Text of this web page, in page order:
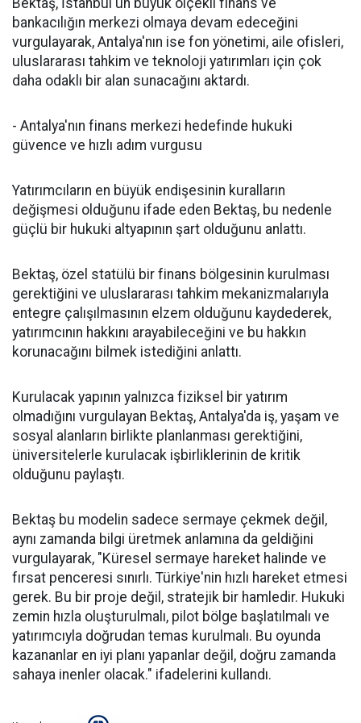
Bektaş, İstanbul'un büyük ölçekli finans ve
bankacılığın merkezi olmaya devam edeceğini
vurgulayarak, Antalya'nın ise fon yönetimi, aile ofisleri,
uluslararası tahkim ve teknoloji yatırımları için çok
daha odaklı bir alan sunacağını aktardı.
- Antalya'nın finans merkezi hedefinde hukuki
güvence ve hızlı adım vurgusu
Yatırımcıların en büyük endişesinin kuralların
değişmesi olduğunu ifade eden Bektaş, bu nedenle
güçlü bir hukuki altyapının şart olduğunu anlattı.
Bektaş, özel statülü bir finans bölgesinin kurulması
gerektiğini ve uluslararası tahkim mekanizmalarıyla
entegre çalışılmasının elzem olduğunu kaydederek,
yatırımcının hakkını arayabileceğini ve bu hakkın
korunacağını bilmek istediğini anlattı.
Kurulacak yapının yalnızca fiziksel bir yatırım
olmadığını vurgulayan Bektaş, Antalya'da iş, yaşam ve
sosyal alanların birlikte planlanması gerektiğini,
üniversitelerle kurulacak işbirliklerinin de kritik
olduğunu paylaştı.
Bektaş bu modelin sadece sermaye çekmek değil,
aynı zamanda bilgi üretmek anlamına da geldiğini
vurgulayarak, "Küresel sermaye hareket halinde ve
fırsat penceresi sınırlı. Türkiye'nin hızlı hareket etmesi
gerek. Bu bir proje değil, stratejik bir hamledir. Hukuki
zemin hızla oluşturulmalı, pilot bölge başlatılmalı ve
yatırımcıyla doğrudan temas kurulmalı. Bu oyunda
kazananlar en iyi planı yapanlar değil, doğru zamanda
sahaya inenler olacak." ifadelerini kullandı.